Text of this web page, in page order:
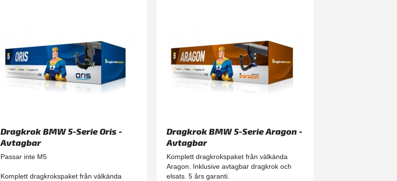
Dragkrok BMW 5-Serie Oris -
Avtagbar
Passar inte M5
Komplett dragkrokspaket från välkända
Dragkrok BMW 5-Serie Aragon -
Avtagbar
Komplett dragkrokspaket från välkända
Aragon. Inklusive avtagbar dragkrok och
elsats. 5 års garanti.